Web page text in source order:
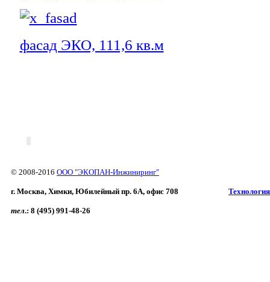
фасад ЭКО, 111,6 кв.м
© 2008-2016 ООО "ЭКОПАН-Инжиниринг"
г. Москва, Химки, Юбилейный пр. 6A, офис 708
тел.: 8 (495) 991-48-26
Технология